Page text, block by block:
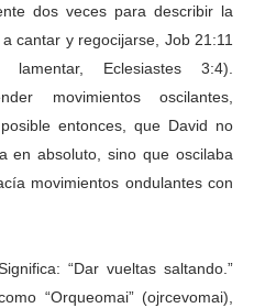
dos veces para describir la
cantar y regocijarse, Job 21:11
Eclesiastes 3:4).
movimientos oscilantes,
entonces, que David no
en absoluto, sino que oscilaba
movimientos ondulantes con
“Dar vueltas saltando.”
“Orqueomai” (ojrcevomai),